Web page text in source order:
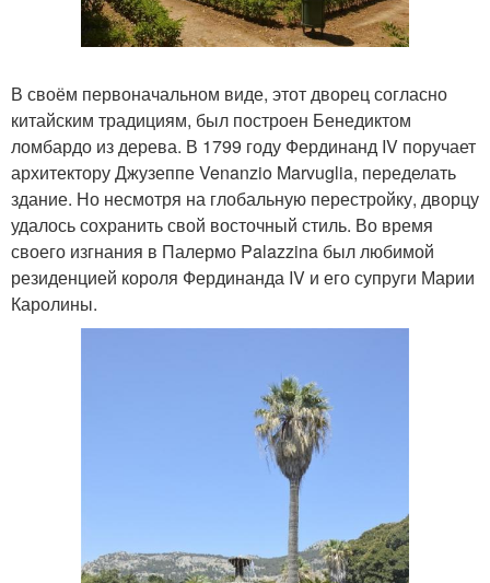
В своём первоначальном виде, этот дворец согласно
китайским традициям, был построен Бенедиктом
ломбардо из дерева. В 1799 году Фердинанд IV поручает
архитектору Джузеппе Venanzio Marvuglia, переделать
здание. Но несмотря на глобальную перестройку, дворцу
удалось сохранить свой восточный стиль. Во время
своего изгнания в Палермо Palazzina был любимой
резиденцией короля Фердинанда IV и его супруги Марии
Каролины.